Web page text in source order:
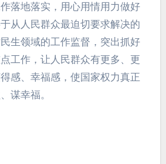
落地落实，用心用情用力做好
从人民群众最迫切要求解决的
生领域的工作监督，突出抓好
工作，让人民群众有更多、更
感、幸福感，使国家权力真正
谋幸福。